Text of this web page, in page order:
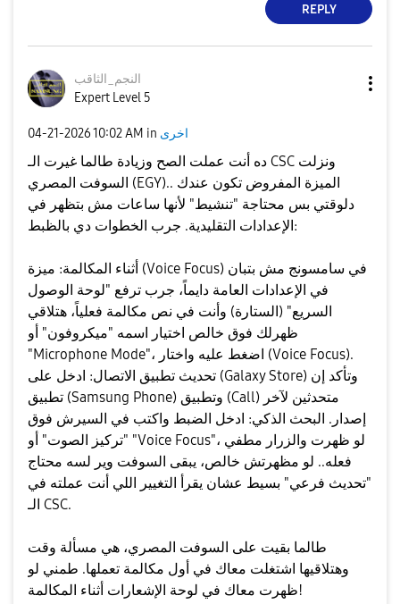
REPLY
النجم_الثاقب
Expert Level 5
‎04-21-202610:02 AM in اخرى
ده أنت عملت الصح وزيادة طالما غيرت الـ CSC ونزلت
السوفت المصري (EGY).. الميزة المفروض تكون عندك
دلوقتي بس محتاجة "تنشيط" لأنها ساعات مش بتظهر في
الإعدادات التقليدية. جرب الخطوات دي بالظبط:
​أثناء المكالمة: ميزة (Voice Focus) في سامسونج مش بتبان
في الإعدادات العامة دايماً، جرب ترفع "لوحة الوصول
السريع" (الستارة) وأنت في نص مكالمة فعلياً، هتلاقي
ظهرلك فوق خالص اختيار اسمه "ميكروفون" أو
"Microphone Mode"، اضغط عليه واختار (Voice Focus). ​
تحديث تطبيق الاتصال: ادخل على (Galaxy Store) وتأكد إن
تطبيق (Samsung Phone) وتطبيق (Call) متحدثين لآخر
إصدار. ​البحث الذكي: ادخل الضبط واكتب في السيرش فوق
"تركيز الصوت" أو "Voice Focus"، لو ظهرت والزرار مطفي
فعله.. لو مظهرتش خالص، يبقى السوفت وير لسه محتاج
"تحديث فرعي" بسيط عشان يقرأ التغيير اللي أنت عملته في
الـ CSC.
​طالما بقيت على السوفت المصري، هي مسألة وقت
وهتلاقيها اشتغلت معاك في أول مكالمة تعملها. طمني لو
ظهرت معاك في لوحة الإشعارات أثناء المكالمة!